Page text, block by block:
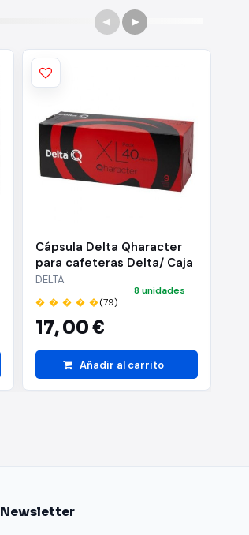
Cápsula Delta Qharacter
para cafeteras Delta/ Caja
de 40
DELTA
� � � � �(79)
17,00 €
8 unidades
Añadir al carrito
Newsletter